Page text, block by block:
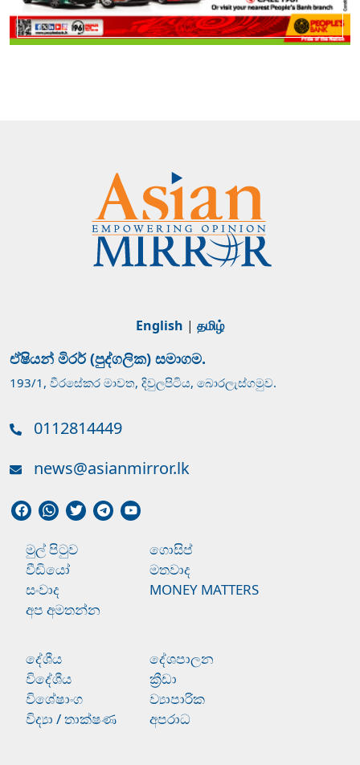
English | தமிழ்
ඒෂියන් මිරර් (පුද්ගලික) සමාගම.
193/1, වීරසේකර මාවත, දිවුලපිටිය, බොරලැස්ගමුව.
0112814449
news@asianmirror.lk
මුල් පිටුව
ගොසිප්
වීඩියෝ
මතවාද
සංවාද
MONEY MATTERS
අප අමතන්න
දේශීය
දේශපාලන
විදේශීය
ක්‍රීඩා
විශේෂාංග
ව්‍යාපාරික
විද්‍යා / තාක්ෂණ
අපරාධ